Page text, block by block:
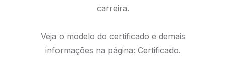
carreira.
Veja o modelo do certificado e demais
informações na página: Certificado.